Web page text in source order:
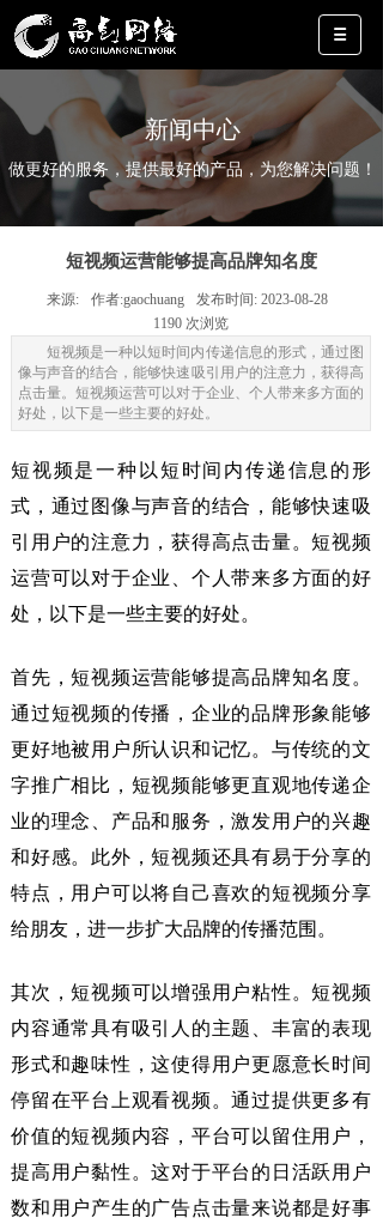
新闻中心
做更好的服务，提供最好的产品，为您解决问题！
短视频运营能够提高品牌知名度
来源: 作者:gaochuang 发布时间: 2023-08-28
1190 次浏览
短视频是一种以短时间内传递信息的形式，通过图
像与声音的结合，能够快速吸引用户的注意力，获得高
点击量。短视频运营可以对于企业、个人带来多方面的
好处，以下是一些主要的好处。
短视频是一种以短时间内传递信息的形
式，通过图像与声音的结合，能够快速吸
引用户的注意力，获得高点击量。短视频
运营可以对于企业、个人带来多方面的好
处，以下是一些主要的好处。
首先，短视频运营能够提高品牌知名度。
通过短视频的传播，企业的品牌形象能够
更好地被用户所认识和记忆。与传统的文
字推广相比，短视频能够更直观地传递企
业的理念、产品和服务，激发用户的兴趣
和好感。此外，短视频还具有易于分享的
特点，用户可以将自己喜欢的短视频分享
给朋友，进一步扩大品牌的传播范围。
其次，短视频可以增强用户粘性。短视频
内容通常具有吸引人的主题、丰富的表现
形式和趣味性，这使得用户更愿意长时间
停留在平台上观看视频。通过提供更多有
价值的短视频内容，平台可以留住用户，
提高用户黏性。这对于平台的日活跃用户
数和用户产生的广告点击量来说都是好事